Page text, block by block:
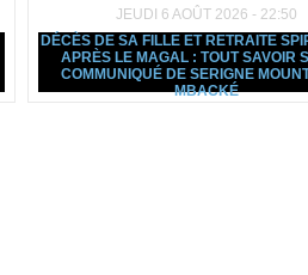
JEUDI 6 AOÛT 2026 - 22:50
DÉCÈS DE SA FILLE ET RETRAITE
APRÈS LE MAGAL : TOUT SAVOIR
COMMUNIQUÉ DE SERIGNE
MBACKÉ